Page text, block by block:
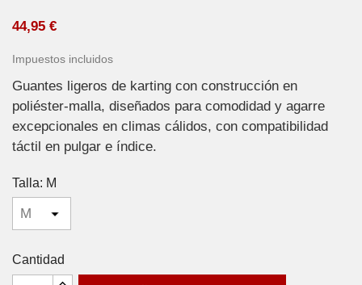
44,95 €
Impuestos incluidos
Guantes ligeros de karting con construcción en
poliéster-malla, diseñados para comodidad y agarre
excepcionales en climas cálidos, con compatibilidad
táctil en pulgar e índice.
Talla: M
Cantidad